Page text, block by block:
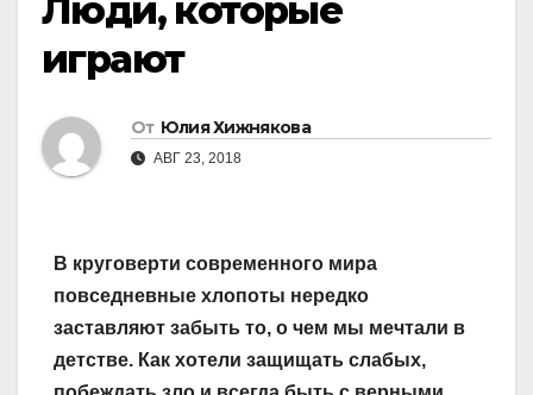
Люди, которые
играют
От Юлия Хижнякова
АВГ 23, 2018
В круговерти современного мира
повседневные хлопоты нередко
заставляют забыть то, о чем мы мечтали в
детстве. Как хотели защищать слабых,